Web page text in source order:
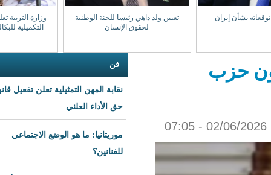
تعيين ولد داهي رئيسا للجنة الوطنية
وزارة التربية تعلن بدء تصحيح الدورة
التكميلية للبكالوريا السبت المقبل
نقابة المهن التمثيلية تعلن تفعيل قانون
موريتانيا: ما هو الوضع الاجتماعي
للفنانين؟